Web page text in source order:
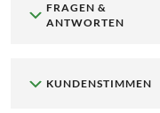
FRAGEN &
ANTWORTEN
KUNDENSTIMMEN